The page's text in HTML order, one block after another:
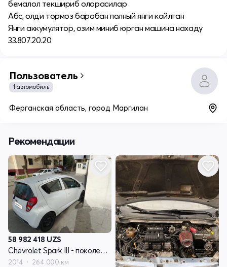
бемалол текшириб олорасилар
Абс, олди тормоз барабан полный янги койлган
Янги аккумулятор, озим миниб юрган машина нахаду
33.807.20.20
Пользователь
1 автомобиль
Ферганская область, город Маргилан
Рекомендации
58 982 418 UZS
Chevrolet Spark III - поколение
2014 264 000 км